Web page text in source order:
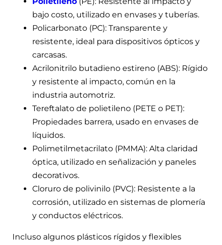
bajo costo, utilizado en envases y tuberías.
Policarbonato (PC): Transparente y
resistente, ideal para dispositivos ópticos y
carcasas.
Acrilonitrilo butadieno estireno (ABS): Rígido
y resistente al impacto, común en la
industria automotriz.
Tereftalato de polietileno (PETE o PET):
Propiedades barrera, usado en envases de
líquidos.
Polimetilmetacrilato (PMMA): Alta claridad
óptica, utilizado en señalización y paneles
decorativos.
Cloruro de polivinilo (PVC): Resistente a la
corrosión, utilizado en sistemas de plomería
y conductos eléctricos.
Incluso algunos plásticos rígidos y flexibles